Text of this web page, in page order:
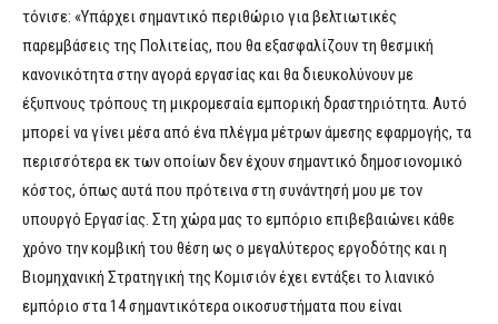
τόνισε: «Υπάρχει σημαντικό περιθώριο για βελτιωτικές
παρεμβάσεις της Πολιτείας, που θα εξασφαλίζουν τη θεσμική
κανονικότητα στην αγορά εργασίας και θα διευκολύνουν με
έξυπνους τρόπους τη μικρομεσαία εμπορική δραστηριότητα. Αυτό
μπορεί να γίνει μέσα από ένα πλέγμα μέτρων άμεσης εφαρμογής, τα
περισσότερα εκ των οποίων δεν έχουν σημαντικό δημοσιονομικό
κόστος, όπως αυτά που πρότεινα στη συνάντησή μου με τον
υπουργό Εργασίας. Στη χώρα μας το εμπόριο επιβεβαιώνει κάθε
χρόνο την κομβική του θέση ως ο μεγαλύτερος εργοδότης και η
Βιομηχανική Στρατηγική της Κομισιόν έχει εντάξει το λιανικό
εμπόριο στα 14 σημαντικότερα οικοσυστήματα που είναι